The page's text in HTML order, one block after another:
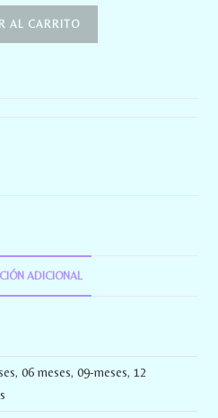
AL CARRITO
ADICIONAL
,06 meses,09-meses,12